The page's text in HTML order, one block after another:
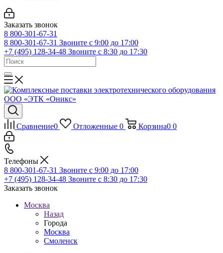
Заказать звонок
8 800-301-67-31
8 800-301-67-31 Звоните с 9:00 до 17:00
+7 (495) 128-34-48 Звоните с 8:30 до 17:30
Сравнение0 Отложенные 0 Корзина0 0
Телефоны
8 800-301-67-31 Звоните с 9:00 до 17:00
+7 (495) 128-34-48 Звоните с 8:30 до 17:30
Заказать звонок
Москва
Назад
Города
Москва
Смоленск